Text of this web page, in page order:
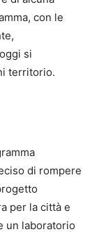
con le
si
territorio.
di rompere
per la città e
un laboratorio